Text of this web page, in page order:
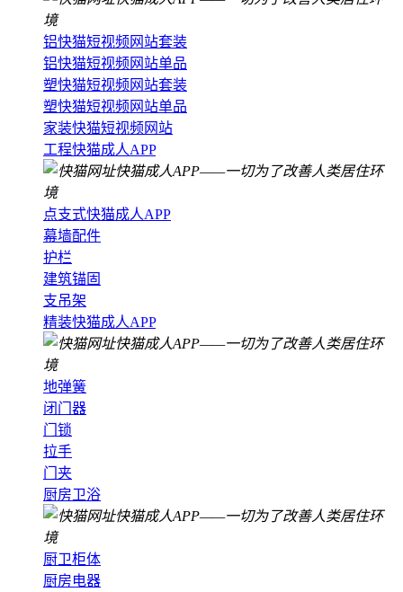
铝快猫短视频网站套装
铝快猫短视频网站单品
塑快猫短视频网站套装
塑快猫短视频网站单品
家装快猫短视频网站
工程快猫成人APP
点支式快猫成人APP
幕墙配件
护栏
建筑锚固
支吊架
精装快猫成人APP
地弹簧
闭门器
门锁
拉手
门夹
厨房卫浴
厨卫柜体
厨房电器